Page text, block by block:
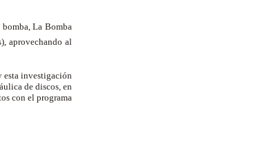
La Bomba
aprovechando al
esta investigación
de discos, en
con el programa